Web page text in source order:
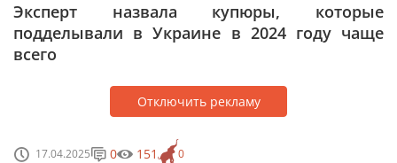
Эксперт назвала купюры, которые
подделывали в Украине в 2024 году чаще
всего
Отключить рекламу
17.04.2025 0
0 151